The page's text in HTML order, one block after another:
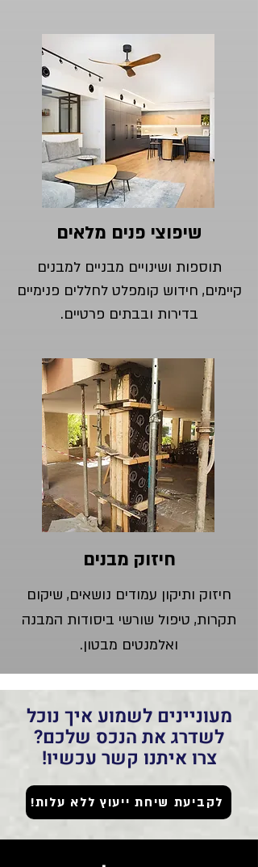
שיפוצי פנים מלאים
תוספות ושינויים מבניים למבנים
קיימים, חידוש קומפלט לחללים פנימיים
בדירות ובבתים פרטיים.
חיזוק מבנים
חיזוק ותיקון עמודים נושאים, שיקום
תקרות, טיפול שורשי ביסודות המבנה
ואלמנטים מבטון.
מעוניינים לשמוע איך נוכל
לשדרג את הנכס שלכם?
צרו איתנו קשר עכשיו!
לקביעת שיחת ייעוץ ללא עלות!